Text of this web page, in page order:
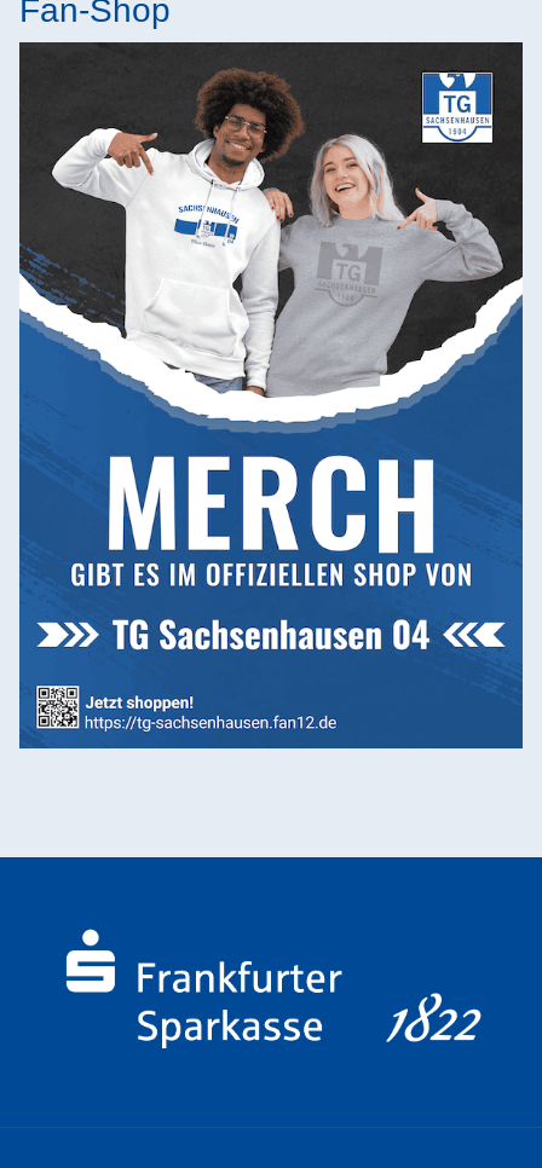
Fan-Shop